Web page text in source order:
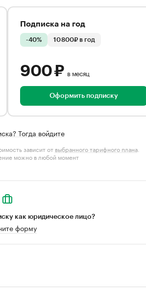
Подписка на год
-40% 10 800₽ в год
900 ₽ в месяц
Оформить подписку
Тогда войдите
зависит от выбранного тарифного плана.
можно в любой момент
как юридическое лицо?
форму